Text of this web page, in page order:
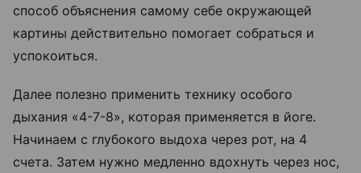
способ объяснения самому себе окружающей
картины действительно помогает собраться и
успокоиться.
Далее полезно применить технику особого
дыхания «4-7-8», которая применяется в йоге.
Начинаем с глубокого выдоха через рот, на 4
счета. Затем нужно медленно вдохнуть через нос,